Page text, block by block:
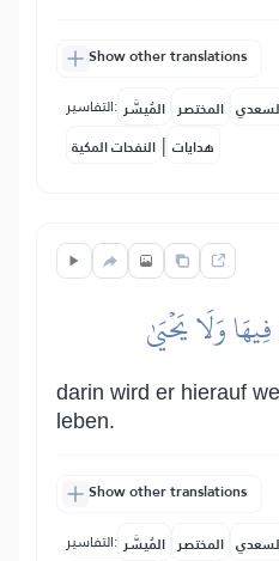
Show other translations
التفاسير: المُيسَّر المختصر
النفحات المكية | هدايات
وَلَا يَحۡيَىٰ
darin wird er hierauf
leben.
Show other translations
التفاسير: المُيسَّر المختصر